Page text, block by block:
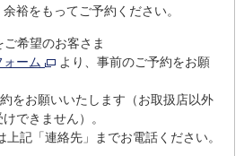
裕をもってご予約ください。
希望のお客さま
ォーム
より、事前のご予約をお願
をお願いいたします（お取扱店以外
できません）。
記「連絡先」までお電話ください。